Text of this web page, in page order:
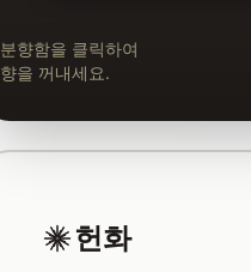
분향함을 클릭하여
향을 꺼내세요.
헌화